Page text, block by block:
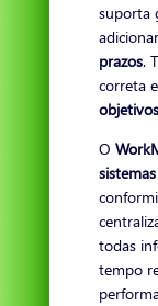
suporta
adicionar
prazos.
correta
O
todas
tempo